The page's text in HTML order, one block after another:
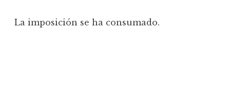
La imposición se ha consumado.